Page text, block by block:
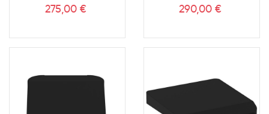
Prezzo
275,00 € Prezzo
290,00 €